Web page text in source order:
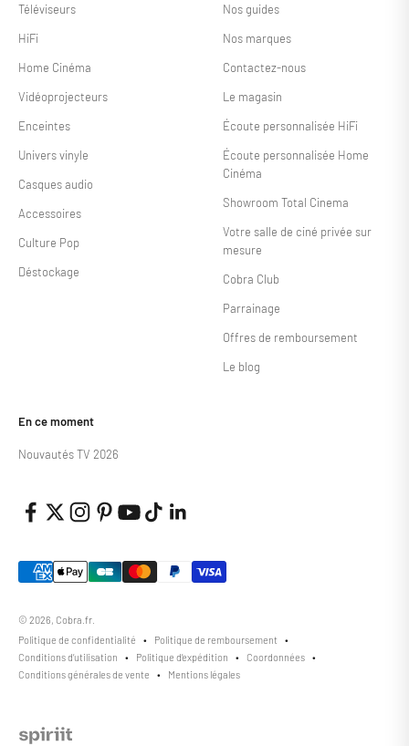
Téléviseurs
HiFi
Home Cinéma
Vidéoprojecteurs
Enceintes
Univers vinyle
Casques audio
Accessoires
Culture Pop
Déstockage
Nos guides
Nos marques
Contactez-nous
Le magasin
Écoute personnalisée HiFi
Écoute personnalisée Home
Cinéma
Showroom Total Cinema
Votre salle de ciné privée sur
mesure
Cobra Club
Parrainage
Offres de remboursement
Le blog
En ce moment
Nouvautés TV 2026
© 2026, Cobra.fr.
Politique de confidentialité
Politique de remboursement
Conditions d’utilisation
Politique d’expédition
Coordonnées
Conditions générales de vente
Mentions légales